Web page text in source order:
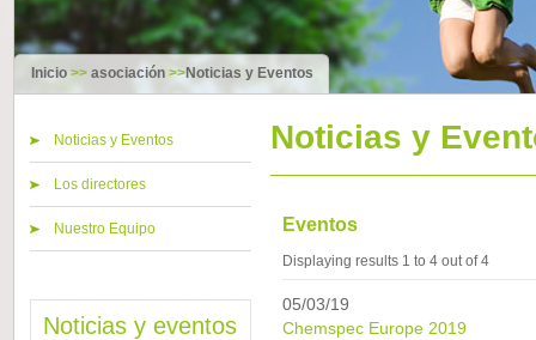
Inicio>> asociación>>Noticias y Eventos
Noticias y Eventos
Los directores
Nuestro Equipo
Noticias y eventos
Noticias y
Eventos
Displaying results 1 to 4 out of 4
05/03/19
Chemspec Europe 2019